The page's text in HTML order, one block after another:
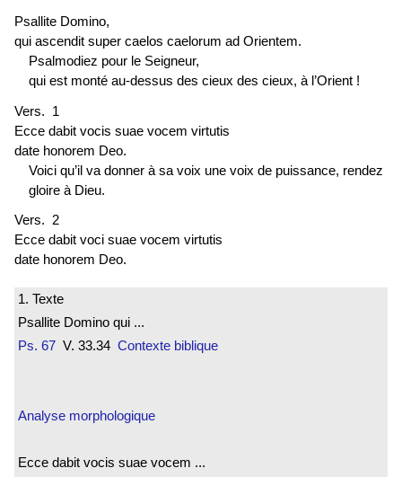
Psallite Domino,
qui ascendit super caelos caelorum ad Orientem.
Psalmodiez pour le Seigneur,
qui est monté au-dessus des cieux des cieux, à l’Orient !
Vers. 1
Ecce dabit vocis suae vocem virtutis
date honorem Deo.
Voici qu’il va donner à sa voix une voix de puissance, rendez
gloire à Dieu.
Vers. 2
Ecce dabit voci suae vocem virtutis
date honorem Deo.
1. Texte
Psallite Domino qui ...
Ps. 67 V. 33.34 Contexte biblique
Analyse morphologique
Ecce dabit vocis suae vocem ...